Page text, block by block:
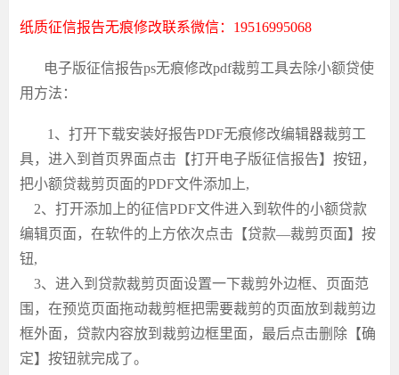
纸质征信报告无痕修改联系微信： 19516995068
电子版征信报告ps无痕修改pdf裁剪工具去除小额贷使
用方法 ：
1、打开下载安装好报告PDF无痕修改编辑器裁剪工
具，进入到首页界面点击【打开电子版征信报告】按钮，
把小额贷裁剪页面的PDF文件添加上,
2、打开添加上的征信PDF文件进入到软件的小额贷款
编辑页面，在软件的上方依次点击【贷款—裁剪页面】按
钮,
3、进入到贷款裁剪页面设置一下裁剪外边框、页面范
围，在预览页面拖动裁剪框把需要裁剪的页面放到裁剪边
框外面，贷款内容放到裁剪边框里面，最后点击删除【确
定】按钮就完成了。